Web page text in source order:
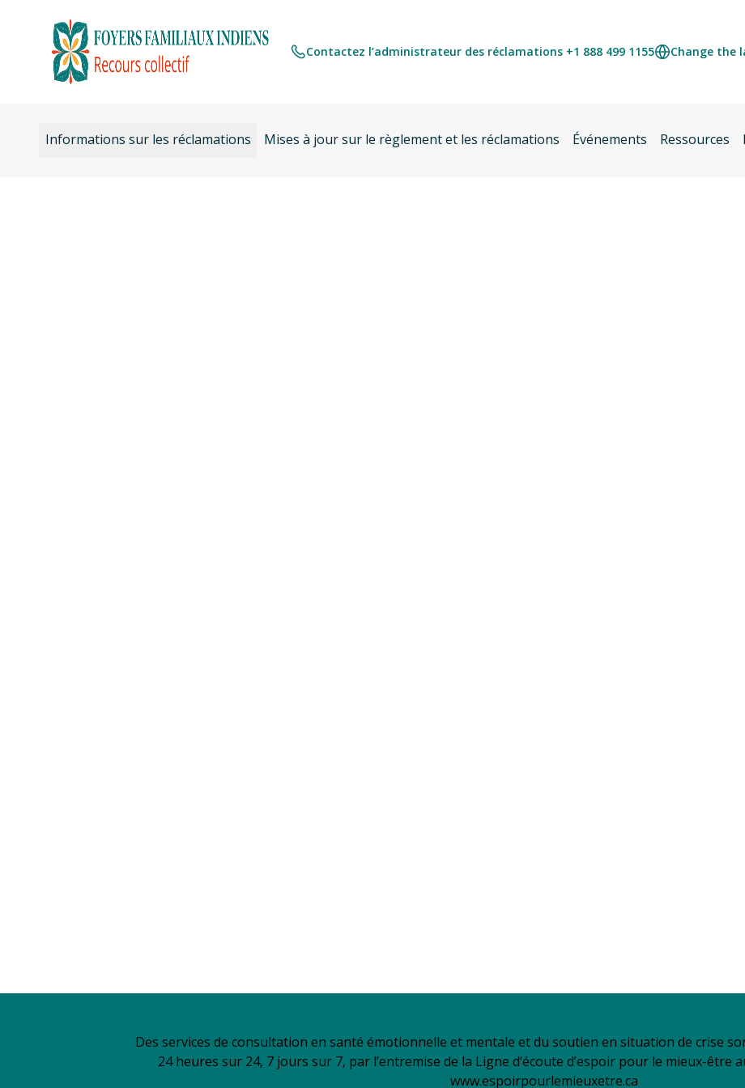
Contactez l’administrateur des réclamations +1 888 499 1155 Change the
Informations sur les réclamations Mises à jour sur le règlement et les réclamations Événements Ressources
Des services de consultation en santé émotionnelle et mentale et du soutien en situation de crise
24 heures sur 24, 7 jours sur 7, par l’entremise de la Ligne d’écoute d’espoir pour le mieux-être
www.espoirpourlemieuxetre.ca